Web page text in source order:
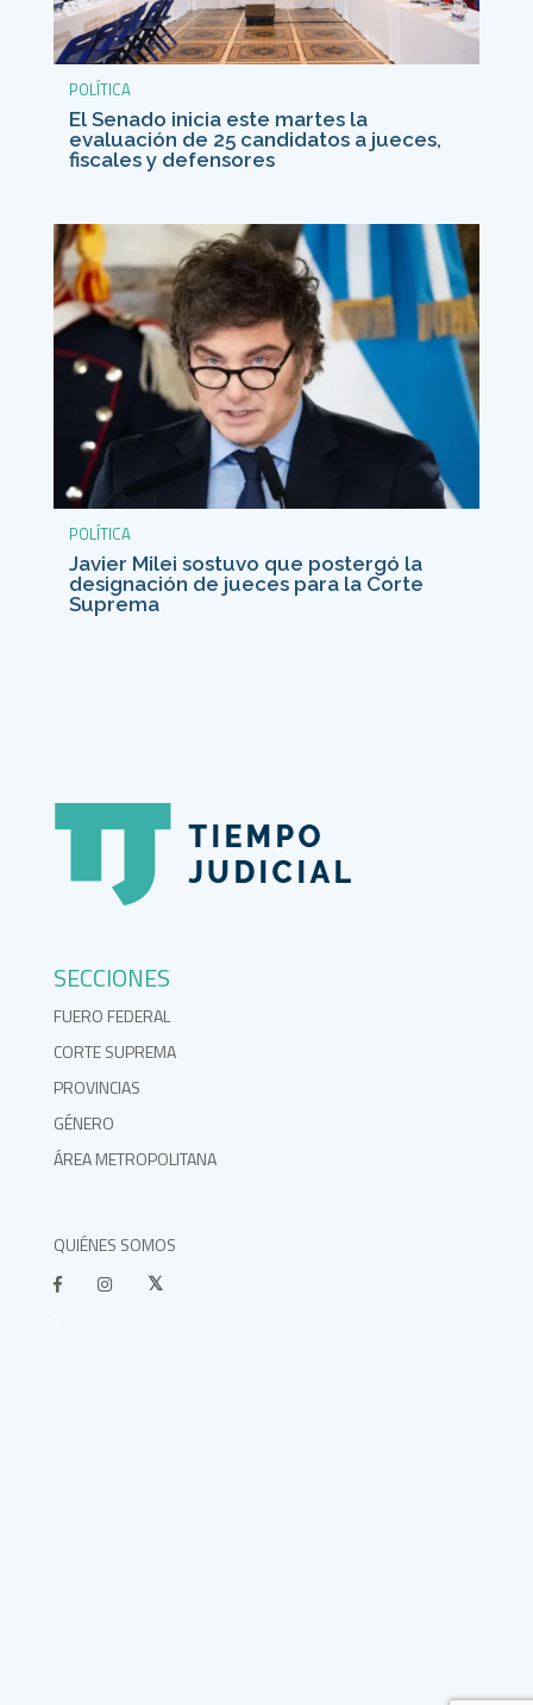
POLÍTICA
El Senado inicia este martes la
evaluación de 25 candidatos a jueces,
fiscales y defensores
POLÍTICA
Javier Milei sostuvo que postergó la
designación de jueces para la Corte
Suprema
SECCIONES
FUERO FEDERAL
CORTE SUPREMA
PROVINCIAS
GÉNERO
ÁREA METROPOLITANA
QUIÉNES SOMOS